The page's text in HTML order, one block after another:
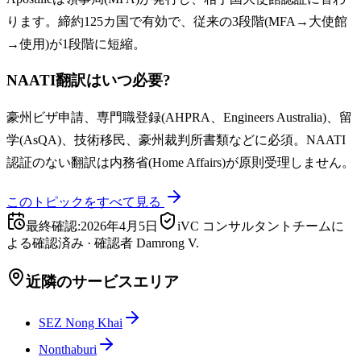
ります。締約125カ国で有効で、従来の3段階(MFA→大使館
→使用)が1段階に短縮。
NAATI翻訳はいつ必要?
豪州ビザ申請、専門職登録(AHPRA、Engineers Australia)、留
学(AsQA)、技術移民、豪州裁判所書類などに必須。NAATI
認証のない翻訳は内務省(Home Affairs)が原則受理しません。
このトピックをすべて見る
最終確認:2026年4月5日
iVC コンサルタントチームに
よる確認済み · 確認者 Damrong V.
近隣のサービスエリア
SEZ Nong Khai
Nonthaburi